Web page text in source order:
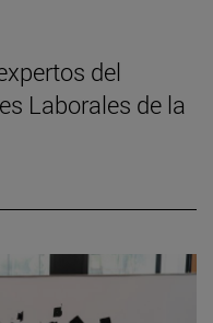
del
Laborales de la